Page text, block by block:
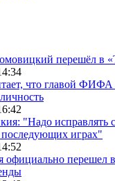
перешёл в
что главой
"Надо
последующих играх"
официально перешел